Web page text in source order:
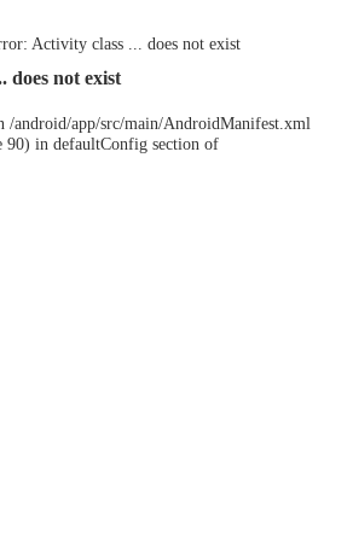
Activity class ... does not exist
does not exist
/android/app/src/main/AndroidManifest.xml
in defaultConfig section of